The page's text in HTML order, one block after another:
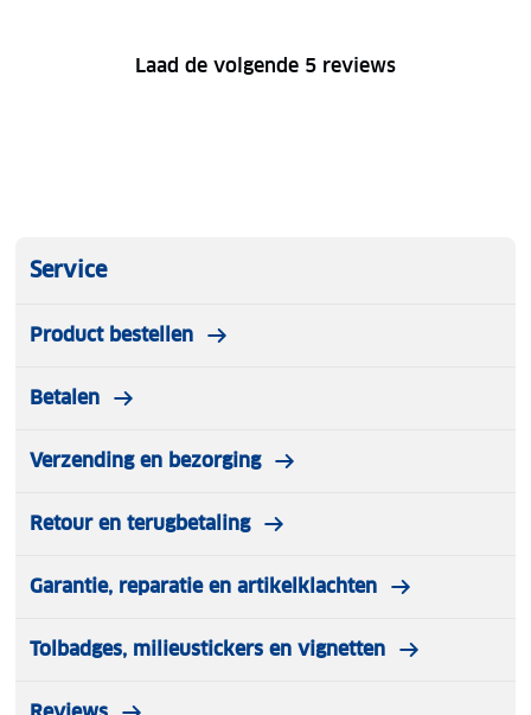
Laad de volgende 5 reviews
Service
Product bestellen
Betalen
Verzending en bezorging
Retour en terugbetaling
Garantie, reparatie en artikelklachten
Tolbadges, milieustickers en vignetten